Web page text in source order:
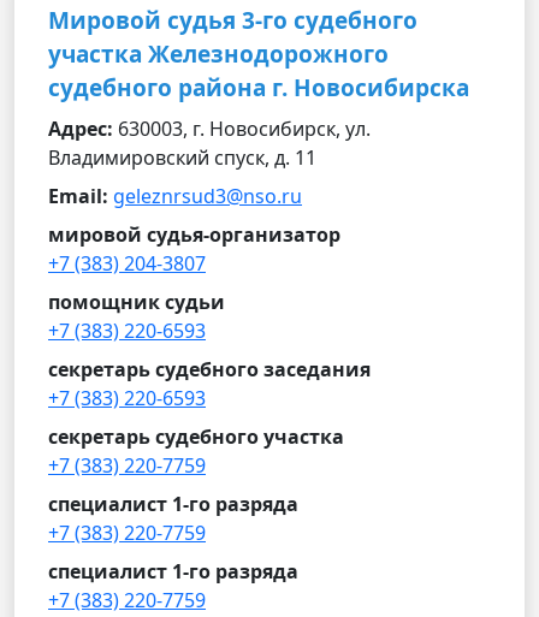
Мировой судья 3-го судебного
участка Железнодорожного
судебного района г. Новосибирска
Адрес: 630003, г. Новосибирск, ул.
Владимировский спуск, д. 11
Email: geleznrsud3@nso.ru
мировой судья-организатор
+7 (383) 204-3807
помощник судьи
+7 (383) 220-6593
секретарь судебного заседания
+7 (383) 220-6593
секретарь судебного участка
+7 (383) 220-7759
специалист 1-го разряда
+7 (383) 220-7759
специалист 1-го разряда
+7 (383) 220-7759